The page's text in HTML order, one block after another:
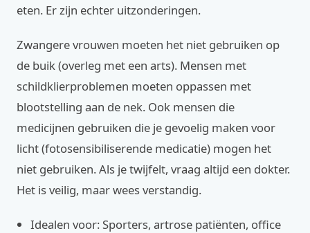
eten. Er zijn echter uitzonderingen.
Zwangere vrouwen moeten het niet gebruiken op
de buik (overleg met een arts). Mensen met
schildklierproblemen moeten oppassen met
blootstelling aan de nek. Ook mensen die
medicijnen gebruiken die je gevoelig maken voor
licht (fotosensibiliserende medicatie) mogen het
niet gebruiken. Als je twijfelt, vraag altijd een dokter.
Het is veilig, maar wees verstandig.
Idealen voor: Sporters, artrose patiënten, office